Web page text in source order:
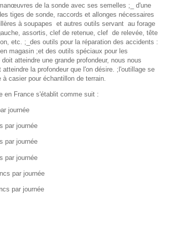
de la sonde avec ses semelles ;_ d'une
tiges de sonde, raccords et allonges nécessaires
à soupapes et autres outils servant au forage
assortis, clef de retenue, clef de relevée, tête
etc. ;_des outils pour la réparation des accidents :
magasin ;et des outils spéciaux pour les
atteindre une grande profondeur, nous nous
la profondeur que l'on désire. ;l'outillage se
casier pour échantillon de terrain.
en France s'établit comme suit :
journée
par journée
par journée
par journée
par journée
par journée